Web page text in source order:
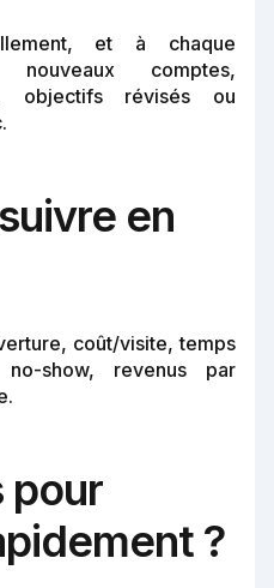
et à chaque
nouveaux comptes,
objectifs révisés ou
en
coût/visite, temps
show, revenus par
pour
?